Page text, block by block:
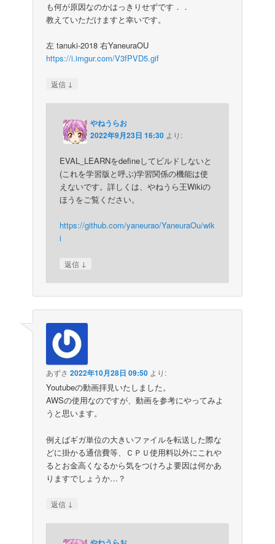
も何が原因なのかはっきりせずです．．
教えていただけますと幸いです。
左 tanuki-2018 右YaneuraOU
https://i.imgur.com/V3fPVD5.gif
返信 ↓
やねうらお
2022年9月23日 16:30 より:
EVAL_LEARNをdefineしてビルドしないと
(これを学習版と呼ぶ)学習関係の機能は使
えないです。詳しくは、やねうら王Wikiの
ほうをご覧ください。
https://github.com/yaneurao/YaneuraOu/wik
i
返信 ↓
あずさ 2022年10月28日 09:50 より:
Youtubeの動画拝見いたしました。
AWSの使用なのですが、動画を参考にやってみよ
うと思います。
例えばギガ単位の大きいファイルを転送した際な
どに掛かる通信費等、ＣＰＵ使用料以外にこれや
るとお金高くなるから気をつけろよ要因は何かあ
りますでしょうか…？
返信 ↓